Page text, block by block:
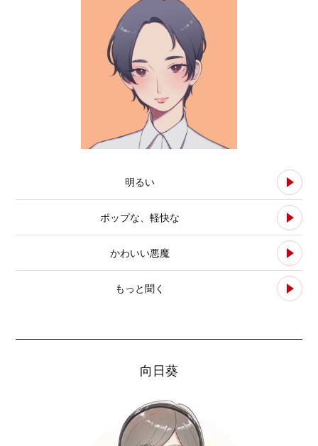
明るい
ポップな、軽快な
かわいい悪魔
もっと聞く
向日葵